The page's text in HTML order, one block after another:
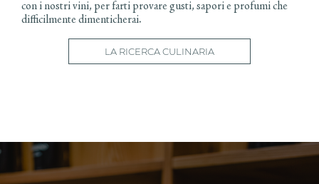
con i nostri vini, per farti provare gusti, sapori e profumi che
difficilmente dimenticherai.
LA RICERCA CULINARIA